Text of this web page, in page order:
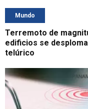
Mundo
Terremoto de
edificios se
telúrico